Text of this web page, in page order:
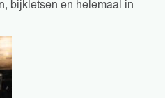
bijkletsen en helemaal in